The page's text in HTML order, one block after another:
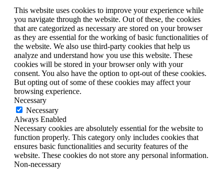
This website uses cookies to improve your experience while
you navigate through the website. Out of these, the cookies
that are categorized as necessary are stored on your browser
as they are essential for the working of basic functionalities of
the website. We also use third-party cookies that help us
analyze and understand how you use this website. These
cookies will be stored in your browser only with your
consent. You also have the option to opt-out of these cookies.
But opting out of some of these cookies may affect your
browsing experience.
Necessary
Necessary
Always Enabled
Necessary cookies are absolutely essential for the website to
function properly. This category only includes cookies that
ensures basic functionalities and security features of the
website. These cookies do not store any personal information.
Non-necessary